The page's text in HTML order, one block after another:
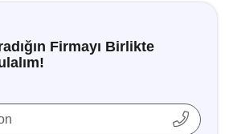
Firmayı Birlikte